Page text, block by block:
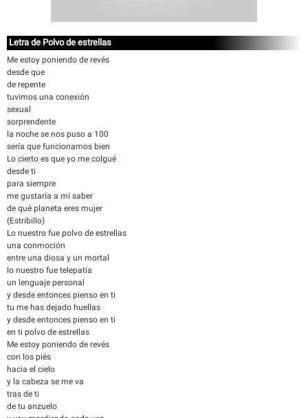
Letra de Polvo de estrellas
Me estoy poniendo de revés
desde que
de repente
tuvimos una conexión
sexual
sorprendente
la noche se nos puso a 100
sería que funcionamos bien
Lo cierto es que yo me colgué
desde ti
para siempre
me gustaría a mi saber
de qué planeta eres mujer
(Estribillo)
Lo nuestro fue polvo de estrellas
una conmoción
entre una diosa y un mortal
lo nuestro fue telepatía
un lenguaje personal
y desde entonces pienso en ti
tu me has dejado huellas
y desde entonces pienso en ti
en ti polvo de estrellas
Me estoy poniendo de revés
con los piés
hacia el cielo
y la cabeza se me va
tras de ti
de tu anzuelo